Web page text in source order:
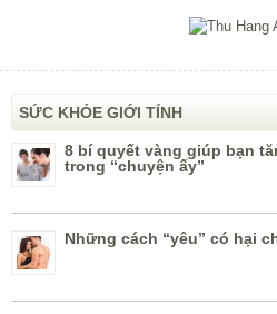
SỨC KHỎE GIỚI TÍNH
8 bí quyết vàng giúp bạn
trong “chuyện ấy”
Những cách “yêu” có hại